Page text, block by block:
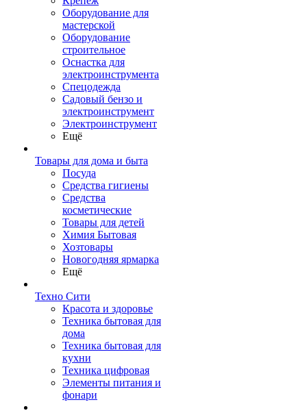
Оборудование для
мастерской
Оборудование
строительное
Оснастка для
электроинструмента
Спецодежда
Садовый бензо и
электроинструмент
Электроинструмент
Ещё
Товары для дома и быта
Посуда
Средства гигиены
Средства
косметические
Товары для детей
Химия Бытовая
Хозтовары
Новогодняя ярмарка
Ещё
Техно Сити
Красота и здоровье
Техника бытовая для
дома
Техника бытовая для
кухни
Техника цифровая
Элементы питания и
фонари